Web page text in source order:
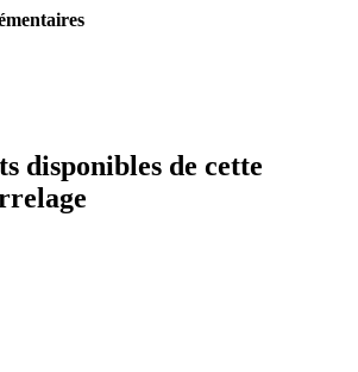
disponibles de cette